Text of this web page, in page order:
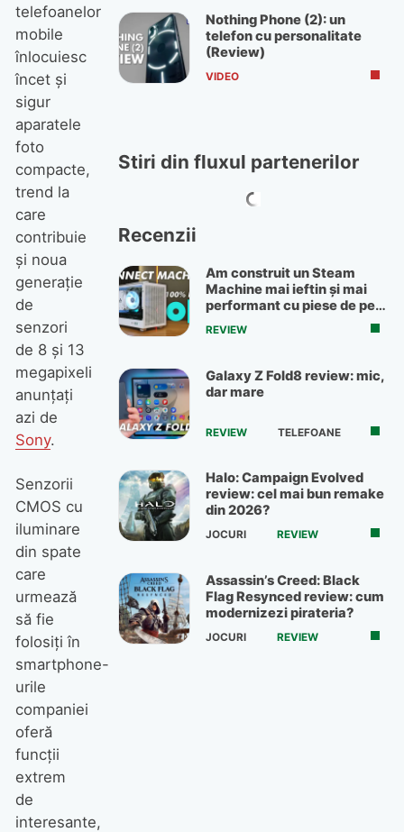
telefoanelor
mobile
înlocuiesc
încet şi
sigur
aparatele
foto
compacte,
trend la
care
contribuie
şi noua
generaţie
de
senzori
de 8 şi 13
megapixeli
anunţaţi
azi de
Sony.
Senzorii
CMOS cu
iluminare
din spate
care
urmează
să fie
folosiţi în
smartphone-
urile
companiei
oferă
funcţii
extrem
de
interesante,
Nothing Phone (2): un
telefon cu personalitate
(Review)
VIDEO
Stiri din fluxul partenerilor
Recenzii
Am construit un Steam
Machine mai ieftin și mai
performant cu piese de pe
OLX
REVIEW
Galaxy Z Fold8 review: mic,
dar mare
REVIEW TELEFOANE
Halo: Campaign Evolved
review: cel mai bun remake
din 2026?
JOCURI REVIEW
Assassin’s Creed: Black
Flag Resynced review: cum
modernizezi pirateria?
JOCURI REVIEW